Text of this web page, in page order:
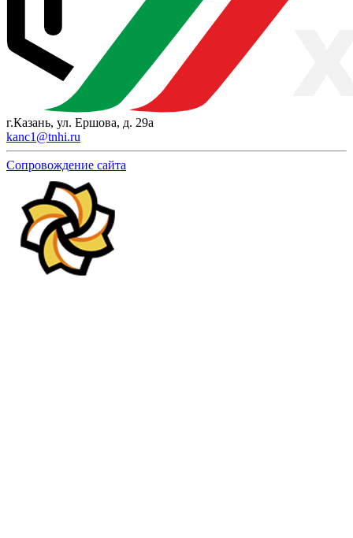
г.Казань, ул. Ершова, д. 29а
kanc1@tnhi.ru
Сопровождение сайта